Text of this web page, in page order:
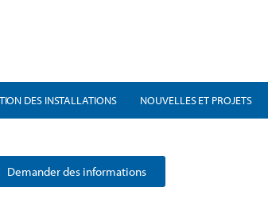
DES INSTALLATIONS NOUVELLES ET PROJETS
Demander des informations